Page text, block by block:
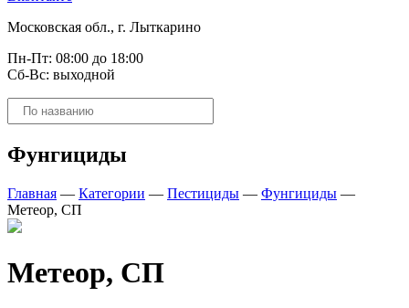
Московская обл., г. Лыткарино
Пн-Пт: 08:00 до 18:00
Сб-Вс: выходной
Поиск
товаров
Фунгициды
Главная — Категории — Пестициды — Фунгициды —
Метеор, СП
Метеор, СП